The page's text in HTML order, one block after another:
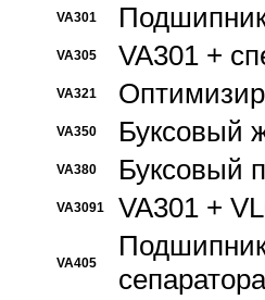
VA301
VA305 VA301 +
VA321
VA350 Буксовый
VA380 Буксовый
VA3091 VA301 +
VA405